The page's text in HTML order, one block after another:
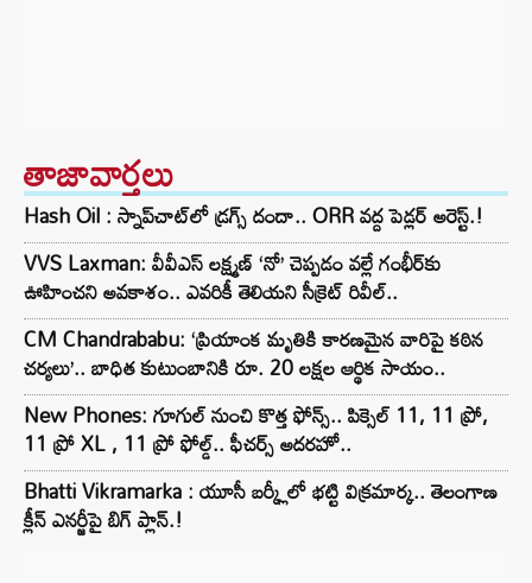
తాజావార్తలు
Hash Oil : స్నాప్‌చాట్‌లో డ్రగ్స్ దందా.. ORR వద్ద పెడ్లర్ అరెస్ట్.!
VVS Laxman: వీవీఎస్ లక్ష్మణ్ ‘నో’ చెప్పడం వల్లే గంభీర్‌కు
ఊహించని అవకాశం.. ఎవరికీ తెలియని సీక్రెట్ రివీల్..
CM Chandrababu: ‘ప్రియాంక మృతికి కారణమైన వారిపై కఠిన
చర్యలు’.. బాధిత కుటుంబానికి రూ. 20 లక్షల ఆర్థిక సాయం..
New Phones: గూగుల్ నుంచి కొత్త ఫోన్స్.. పిక్సెల్ 11, 11 ప్రో,
11 ప్రో XL , 11 ప్రో ఫోల్డ్.. ఫీచర్స్ అదరహో..
Bhatti Vikramarka : యూసీ బర్క్లీలో భట్టి విక్రమార్క.. తెలంగాణ
క్లీన్ ఎనర్జీపై బిగ్ ప్లాన్.!